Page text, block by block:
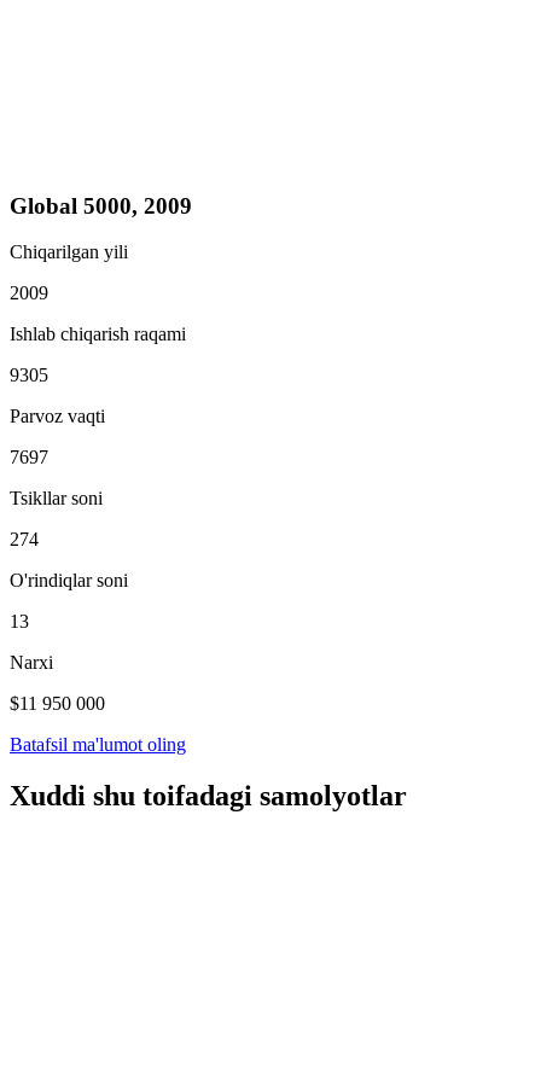
Global 5000, 2009
Chiqarilgan yili
2009
Ishlab chiqarish raqami
9305
Parvoz vaqti
7697
Tsikllar soni
274
O'rindiqlar soni
13
Narxi
$11 950 000
Batafsil ma'lumot oling
Xuddi shu toifadagi samolyotlar